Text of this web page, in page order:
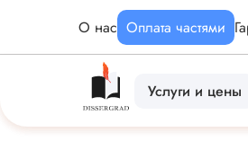
О нас Оплата частями
Услуги и цены